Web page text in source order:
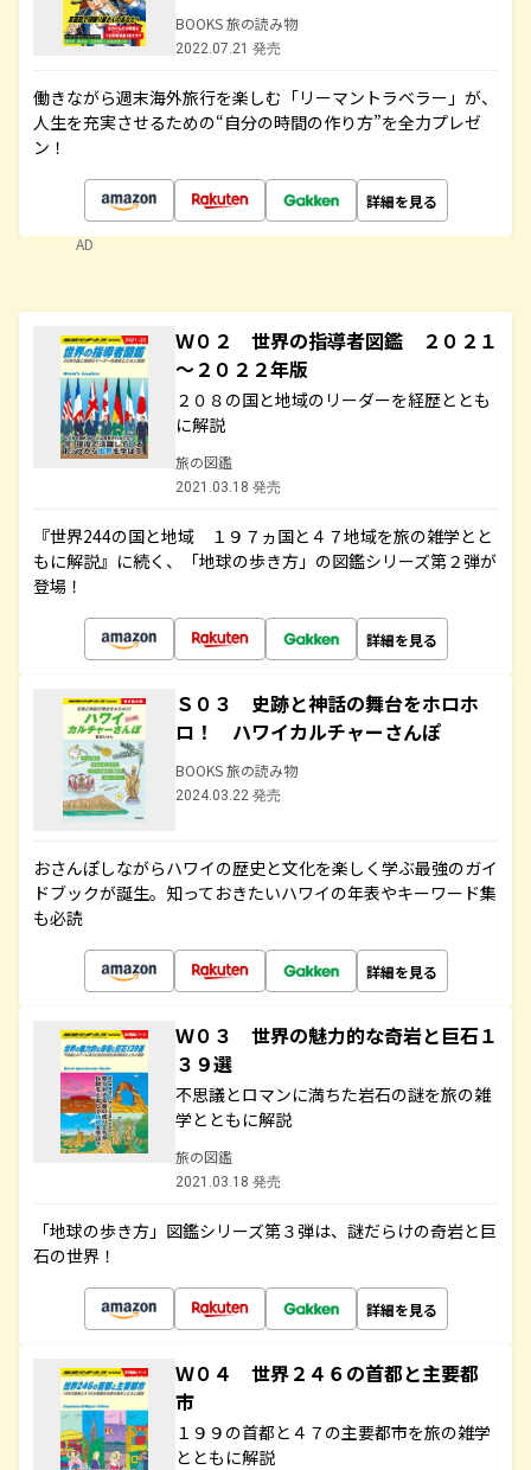
BOOKS 旅の読み物
2022.07.21 発売
働きながら週末海外旅行を楽しむ「リーマントラベラー」が、
人生を充実させるための“自分の時間の作り方”を全力プレゼ
ン！
詳細を見る
AD
Ｗ０２ 世界の指導者図鑑 ２０２１
～２０２２年版
２０８の国と地域のリーダーを経歴ととも
に解説
旅の図鑑
2021.03.18 発売
『世界244の国と地域 １９７ヵ国と４７地域を旅の雑学とと
もに解説』に続く、「地球の歩き方」の図鑑シリーズ第２弾が
登場！
詳細を見る
Ｓ０３ 史跡と神話の舞台をホロホ
ロ！ ハワイカルチャーさんぽ
BOOKS 旅の読み物
2024.03.22 発売
おさんぽしながらハワイの歴史と文化を楽しく学ぶ最強のガイ
ドブックが誕生。知っておきたいハワイの年表やキーワード集
も必読
詳細を見る
Ｗ０３ 世界の魅力的な奇岩と巨石１
３９選
不思議とロマンに満ちた岩石の謎を旅の雑
学とともに解説
旅の図鑑
2021.03.18 発売
「地球の歩き方」図鑑シリーズ第３弾は、謎だらけの奇岩と巨
石の世界！
詳細を見る
Ｗ０４ 世界２４６の首都と主要都
市
１９９の首都と４７の主要都市を旅の雑学
とともに解説